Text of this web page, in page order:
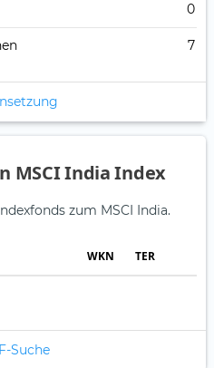
0
7
MSCI India Index
zum MSCI India.
WKN TER
Suche